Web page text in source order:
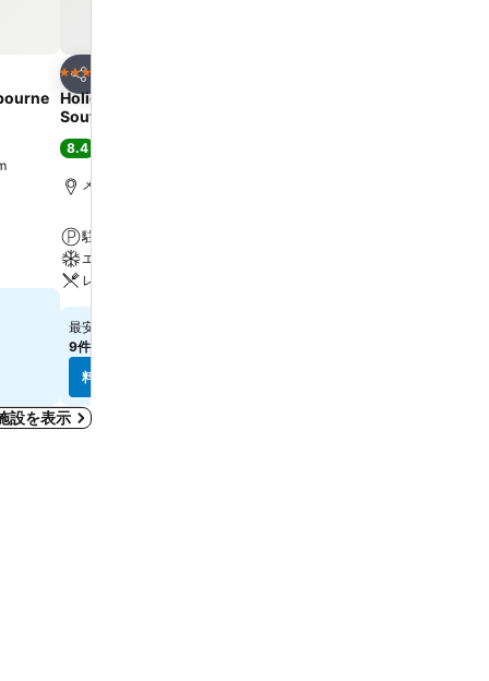
シェア
4 ホテルのランク
Holiday Inn Express Melbourne
Southbank By Ihg
8.4
メルボルン, 街の中心まで0.8 km
駐車場
エアコン
レストラン
最安値
9件のサイト
料金を表示
設を表示